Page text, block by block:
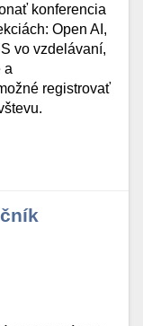
konferencia
Open AI,
vo vzdelávaní,
a
registrovať